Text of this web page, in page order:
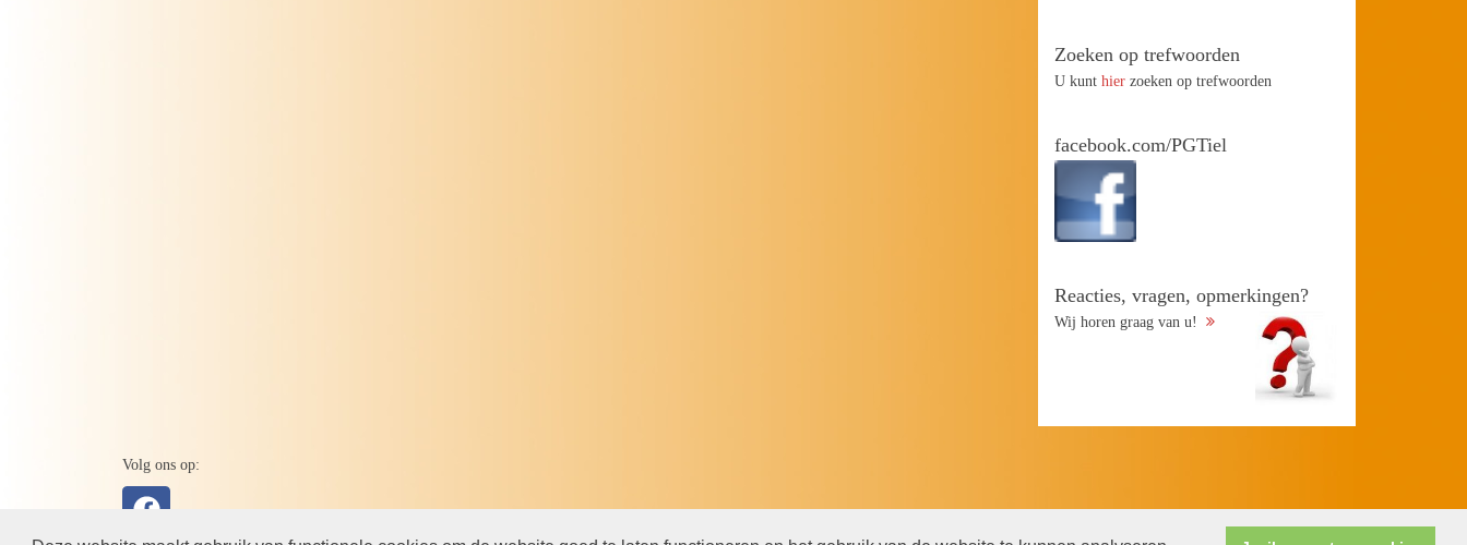
Zoeken op trefwoorden
U kunthier zoeken op trefwoorden
facebook.com/PGTiel
Reacties, vragen, opmerkingen?
Wij horen graag van u!
Volg ons op: